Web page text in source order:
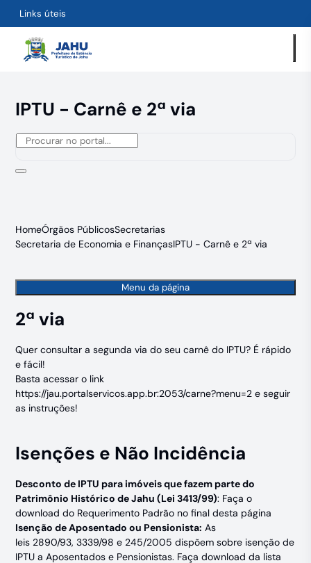
Links úteis
IPTU - Carnê e 2ª via
HomeÓrgãos PúblicosSecretarias
Secretaria de Economia e FinançasIPTU - Carnê e 2ª via
Menu da página
2ª via
Quer consultar a segunda via do seu carnê do IPTU? É rápido
e fácil!
Basta acessar o link
https://jau.portalservicos.app.br:2053/carne?menu=2 e seguir
as instruções!
Isenções e Não Incidência
Desconto de IPTU para imóveis que fazem parte do
Patrimônio Histórico de Jahu (Lei3413/99): Faça o
download do Requerimento Padrão no final desta página
Isenção de Aposentado ou Pensionista: As
leis 2890/93,3339/98 e 245/2005 dispõem sobre isenção de
IPTU a Aposentados e Pensionistas. Faça download da lista